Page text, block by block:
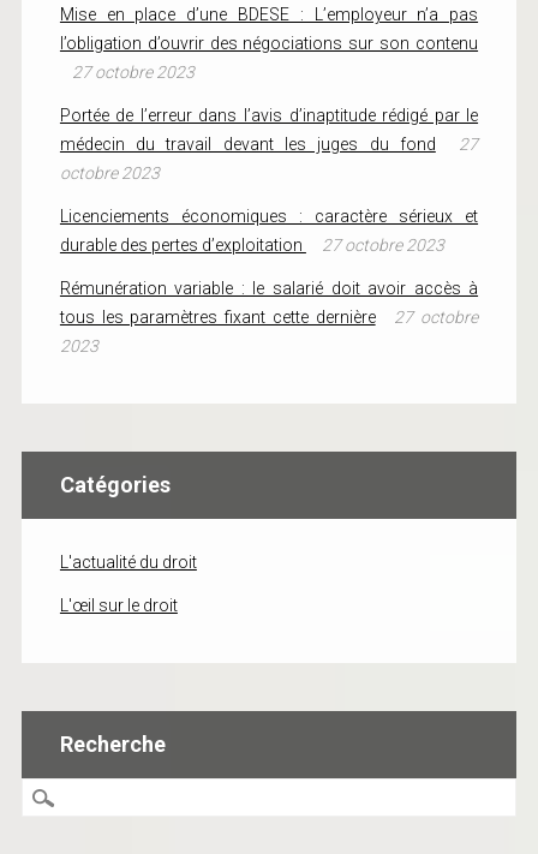
Mise en place d’une BDESE : L’employeur n’a pas
l’obligation d’ouvrir des négociations sur son contenu
27 octobre 2023
Portée de l’erreur dans l’avis d’inaptitude rédigé par le
médecin du travail devant les juges du fond
27
octobre 2023
Licenciements économiques : caractère sérieux et
durable des pertes d’exploitation
27 octobre 2023
Rémunération variable : le salarié doit avoir accès à
tous les paramètres fixant cette dernière
27 octobre
2023
Catégories
L'actualité du droit
L'œil sur le droit
Recherche